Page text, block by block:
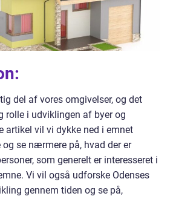
del af vores omgivelser, og det
rolle i udviklingen af byer og
artikel vil vi dykke ned i emnet
og se nærmere på, hvad der er
som generelt er interesseret i
Vi vil også udforske Odenses
gennem tiden og se på,